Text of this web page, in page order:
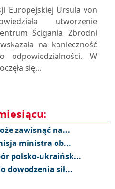
Europejskiej Ursula von
utworzenie
Ścigania Zbrodni
na konieczność
odpowiedzialności. W
się...
zawisnąć na...
ministra ob...
polsko-ukraińsk...
dowodzenia sił...